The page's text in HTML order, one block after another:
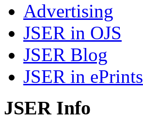
Advertising
JSER in OJS
JSER Blog
JSER in ePrints
JSER Info